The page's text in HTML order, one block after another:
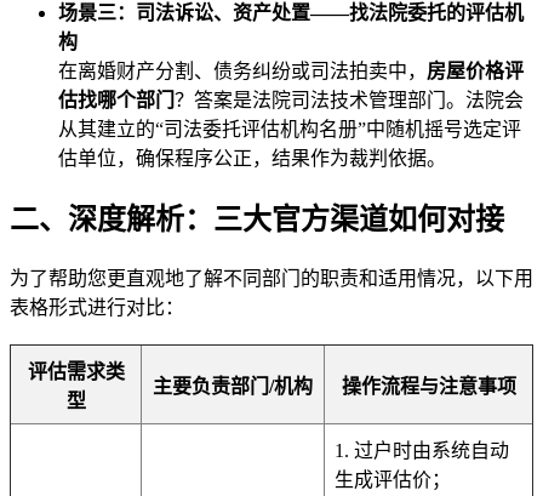
场景三：司法诉讼、资产处置——找法院委托的评估机
构
在离婚财产分割、债务纠纷或司法拍卖中， 房屋价格评
估找哪个部门 ？答案是法院司法技术管理部门。法院会
从其建立的“司法委托评估机构名册”中随机摇号选定评
估单位，确保程序公正，结果作为裁判依据。
二、深度解析：三大官方渠道如何对接
为了帮助您更直观地了解不同部门的职责和适用情况，以下用
表格形式进行对比：
评估需求类
型
主要负责部门/机构 操作流程与注意事项
1. 过户时由系统自动
生成评估价；